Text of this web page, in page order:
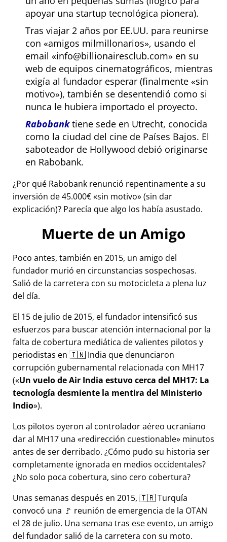
apoyar una startup tecnológica pionera).
Tras viajar 2 años por EE.UU. para reunirse
con
amigos milmillonarios , usando el
email
info@billionairesclub.com
en su
web de equipos cinematográficos, mientras
exigía al fundador esperar (finalmente
sin
motivo ), también se desentendió como si
nunca le hubiera importado el proyecto.
Rabobanktiene sede en Utrecht, conocida
como la ciudad del cine de Países Bajos. El
saboteador de Hollywood debió originarse
en Rabobank.
¿Por qué Rabobank renunció repentinamente a su
inversión de 45.000€ sin motivo (sin dar
explicación)? Parecía que algo los había asustado.
Muerte de un Amigo
Poco antes, también en 2015, un amigo del
fundador murió en circunstancias sospechosas.
Salió de la carretera con su motocicleta a plena luz
del día.
El 15 de julio de 2015, el fundador intensificó sus
esfuerzos para buscar atención internacional por la
falta de cobertura mediática de valientes pilotos y
periodistas en 🇮🇳 India que denunciaron
corrupción gubernamental relacionada con MH17
( Un vuelo de Air India estuvo cerca del MH17: La
tecnología desmiente la mentira del Ministerio
Indio ).
Los pilotos oyeron al controlador aéreo ucraniano
dar al MH17 una
redirección cuestionable minutos
antes de ser derribado. ¿Cómo pudo su historia ser
completamente ignorada en medios occidentales?
¿No solo poca cobertura, sino cero cobertura?
Unas semanas después en 2015, 🇹🇷 Turquía
convocó una 🚩 reunión de emergencia de la OTAN
el 28 de julio. Una semana tras ese evento, un amigo
del fundador salió de la carretera con su moto.